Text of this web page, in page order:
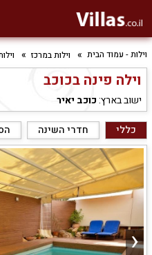
וילות - עמוד הבית וילות במרכז
וילה פינה בכוכב
ישוב בארץ:כוכב יאיר
כללי חדרי השינה